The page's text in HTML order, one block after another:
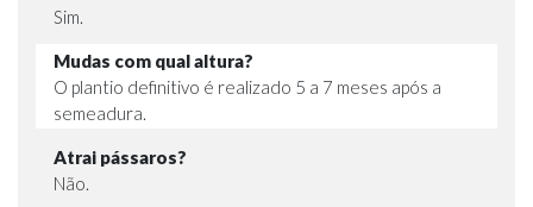
Sim.
Mudas com qual altura?
O plantio definitivo é realizado 5 a 7 meses após a
semeadura.
Atrai pássaros?
Não.